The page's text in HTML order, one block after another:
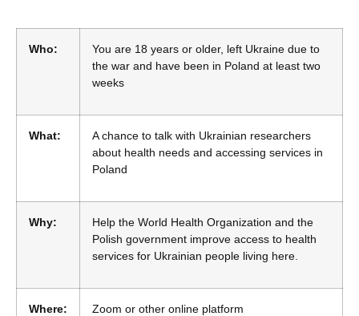
Who:
You are 18 years or older, left Ukraine due to
the war and have been in Poland at least two
weeks
What:
A chance to talk with Ukrainian researchers
about health needs and accessing services in
Poland
Why:
Help the World Health Organization and the
Polish government improve access to health
services for Ukrainian people living here.
Where: Zoom or other online platform